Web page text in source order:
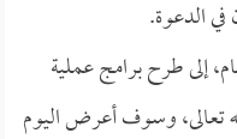
الدعوة.
إلى طرح برامج عملية
تعالى، وسوف أعرض اليوم